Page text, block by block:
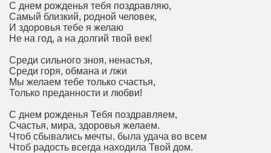
С днем рожденья тебя поздравляю,
Самый близкий, родной человек,
И здоровья тебе я желаю
Не на год, а на долгий твой век!
Среди сильного зноя, ненастья,
Среди горя, обмана и лжи
Мы желаем тебе только счастья,
Только преданности и любви!
С днем рожденья Тебя поздравляем,
Счастья, мира, здоровья желаем.
Чтоб сбывались мечты, была удача во всем
Чтоб радость всегда находила Твой дом.